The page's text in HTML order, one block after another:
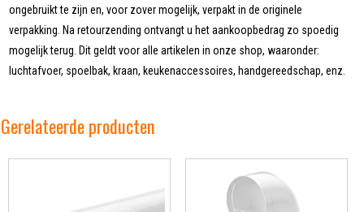
ongebruikt te zijn en, voor zover mogelijk, verpakt in de originele
verpakking. Na retourzending ontvangt u het aankoopbedrag zo spoedig
mogelijk terug. Dit geldt voor alle artikelen in onze shop, waaronder:
luchtafvoer, spoelbak, kraan, keukenaccessoires, handgereedschap, enz.
Gerelateerde producten